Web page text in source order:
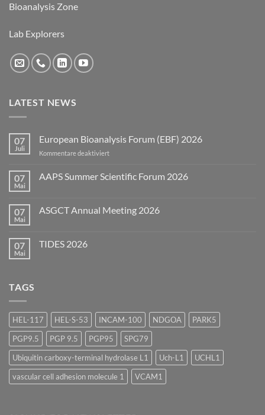
Bioanalysis Zone
Lab Explorers
LATEST NEWS
07
Juli
European Bioanalysis Forum (EBF) 2026
Kommentare deaktiviertfür
Bioanalysis
Forum
07
Mai
AAPS Summer Scientific Forum 2026
AAPS
2026
07
Mai
ASGCT Annual Meeting 2026
ASGCT
07
Mai
TIDES 2026
TAGS
HEL-117 HEL-S-53 INCAM-100 NDGOA
PARK5
PGP9.5
PGP 9.5 PGP95
SPG79
Ubiquitin carboxy-terminal hydrolase L1
Uch-L1
UCHL1
vascular cell adhesion molecule 1
VCAM1